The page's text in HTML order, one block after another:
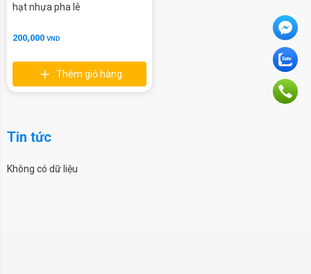
hạt nhựa pha lê
200,000 VND
Thêm giỏ hàng
Tin tức
Không có dữ liệu